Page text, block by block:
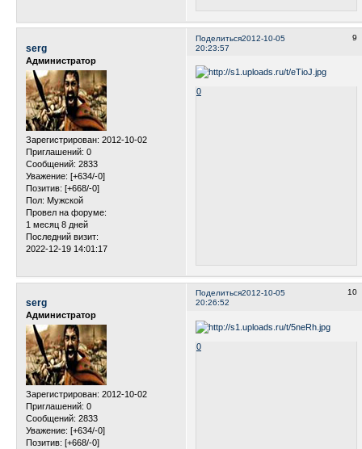
Поделиться 9
2012-10-05
20:23:57
serg
Администратор
Зарегистрирован: 2012-10-02
Приглашений: 0
Сообщений: 2833
Уважение: [+634/-0]
Позитив: [+668/-0]
Пол: Мужской
Провел на форуме:
1 месяц 8 дней
Последний визит:
2022-12-19 14:01:17
0
Поделиться 10
2012-10-05
20:26:52
serg
Администратор
Зарегистрирован: 2012-10-02
Приглашений: 0
Сообщений: 2833
Уважение: [+634/-0]
Позитив: [+668/-0]
0